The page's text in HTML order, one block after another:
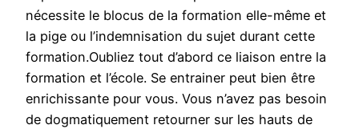
nécessite le blocus de la formation elle-même et
la pige ou l’indemnisation du sujet durant cette
formation.Oubliez tout d’abord ce liaison entre la
formation et l’école. Se entrainer peut bien être
enrichissante pour vous. Vous n’avez pas besoin
de dogmatiquement retourner sur les hauts de